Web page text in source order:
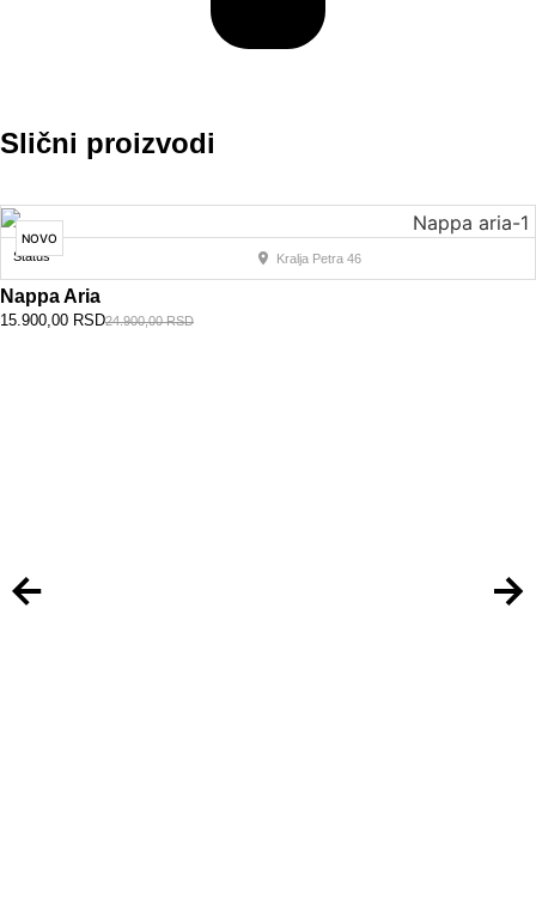
Slični proizvodi
NOVO
Status
Kralja Petra 46
Nappa Aria
24.900,00RSD
15.900,00 RSD